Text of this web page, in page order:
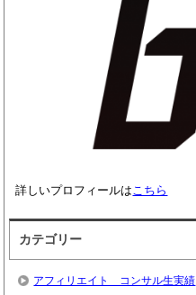
詳しいプロフィールは こちら
カテゴリー
アフィリエイト コンサル生実績